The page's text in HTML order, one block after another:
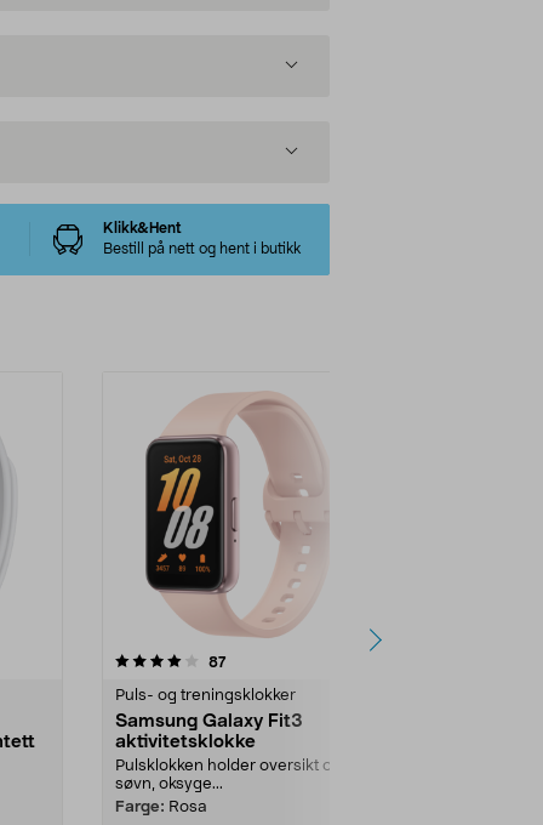
Klikk&Hent
Bestill på nett og hent i butikk
87anmeldelser
Puls- og treningsklokker
Samsung Galaxy Fit3
aktivitetsklokke
Pulsklokken holder oversikt over
søvn, oksyge...
Farge: Rosa
4.5 av 5 stjerner